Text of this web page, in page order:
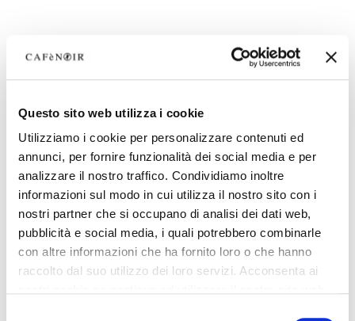
Questo sito web utilizza i cookie
Utilizziamo i cookie per personalizzare contenuti ed
annunci, per fornire funzionalità dei social media e per
analizzare il nostro traffico. Condividiamo inoltre
informazioni sul modo in cui utilizza il nostro sito con i
nostri partner che si occupano di analisi dei dati web,
pubblicità e social media, i quali potrebbero combinarle
con altre informazioni che ha fornito loro o che hanno
raccolto dal suo utilizzo dei loro servizi. Acconsenta ai